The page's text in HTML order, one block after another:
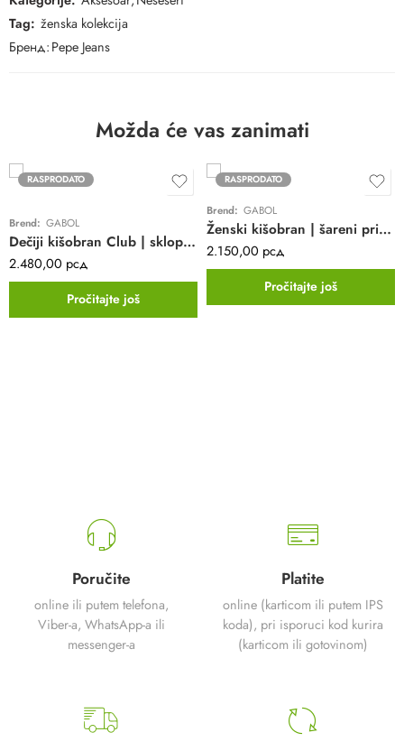
Tag: ženska kolekcija
Бренд:Pepe Jeans
Možda će vas zanimati
RASPRODATO
Brend: GABOL
Dečiji kišobran Club | sklopivi | automatski | 53 cm
2.480,00 рсд
Pročitajte još
RASPRODATO
Brend: GABOL
Ženski kišobran | šareni print | teget | sklopivi | 53 cm
2.150,00 рсд
Pročitajte još
Poručite
online ili putem telefona,
Viber-a, WhatsApp-a ili
messenger-a
Platite
online (karticom ili putem IPS
koda), pri isporuci kod kurira
(karticom ili gotovinom)